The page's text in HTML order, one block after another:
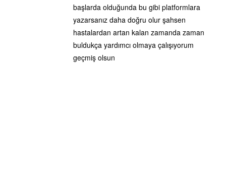
başlarda olduğunda bu gibi platformlara
yazarsanız daha doğru olur şahsen
hastalardan artan kalan zamanda zaman
buldukça yardımcı olmaya çalışıyorum
geçmiş olsun